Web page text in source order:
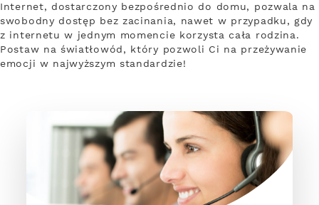
Internet, dostarczony bezpośrednio do domu, pozwala na
swobodny dostęp bez zacinania, nawet w przypadku, gdy
z internetu w jednym momencie korzysta cała rodzina.
Postaw na światłowód, który pozwoli Ci na przeżywanie
emocji w najwyższym standardzie!